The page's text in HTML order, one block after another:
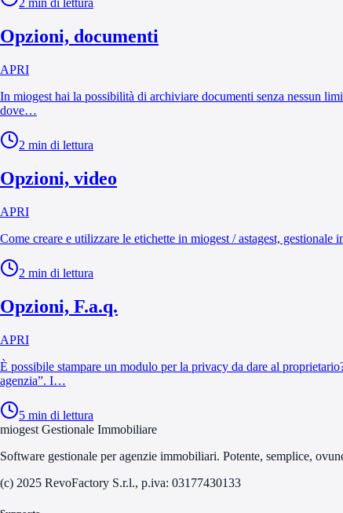
2 min di lettura
Opzioni, documenti
APRI
In miogest hai la possibilità di archiviare documenti senza nessun
dove…
2 min di lettura
Opzioni, video
APRI
Come creare e utilizzare le etichette in miogest / astagest,
2 min di lettura
Opzioni, F.a.q.
APRI
È possibile stampare un modulo per la privacy da dare al
agenzia”. I…
5 min di lettura
miogest Gestionale Immobiliare
Software gestionale per agenzie immobiliari. Potente, semplice,
(c) 2025 RevoFactory S.r.l., p.iva: 03177430133